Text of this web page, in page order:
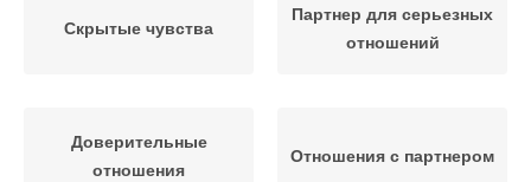
Скрытые чувства
Партнер для серьезных
отношений
Доверительные
отношения
Отношения с партнером